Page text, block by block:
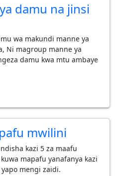
damu na jinsi
wa makundi manne ya
Ni magroup manne ya
damu kwa mtu ambaye
mwilini
kazi 5 za maafu
mapafu yanafanya kazi
mengi zaidi.